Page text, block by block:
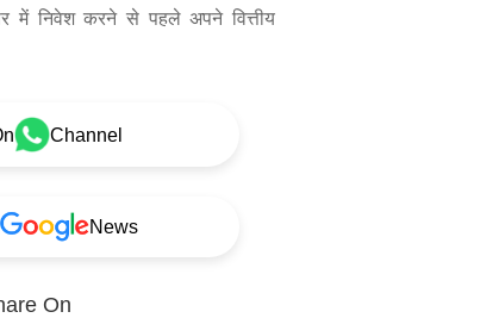
में निवेश करने से पहले अपने वित्तीय
Channel
News
On